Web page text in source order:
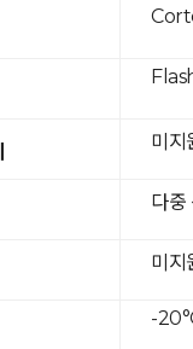
미지
다중
미지
-